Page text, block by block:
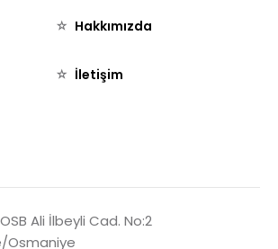
Hakkımızda
İletişim
Ali İlbeyli Cad. No:2
Osmaniye